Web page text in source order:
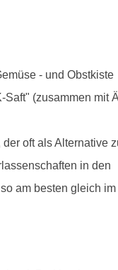
- und Obstkiste
(zusammen mit
oft als Alternative
in den
am besten gleich im